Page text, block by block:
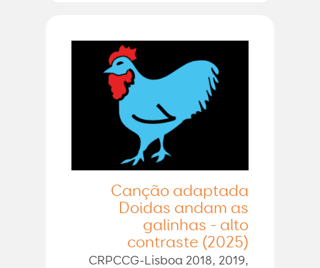
Canção adaptada
Doidas andam as
galinhas - alto
contraste (2025)
CRPCCG-Lisboa 2018, 2019,